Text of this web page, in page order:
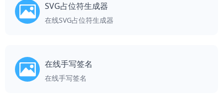
SVG占位符生成器
在线SVG占位符生成器
在线手写签名
在线手写签名